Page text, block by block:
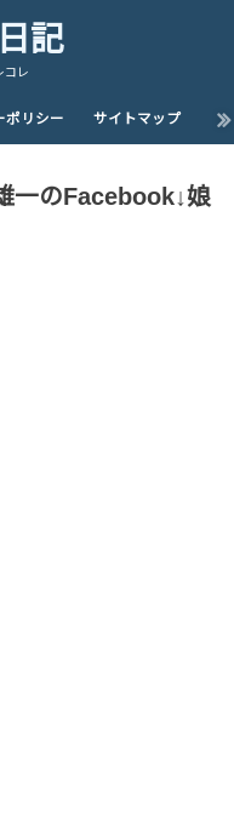
記
コレ
ポリシー サイトマップ
一のFacebook↓娘